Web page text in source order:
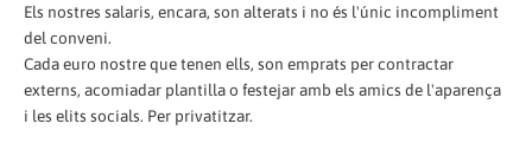
Els nostres salaris, encara, son alterats i no és l'únic incompliment
del conveni.
Cada euro nostre que tenen ells, son emprats per contractar
externs, acomiadar plantilla o festejar amb els amics de l'aparença
i les elits socials. Per privatitzar.